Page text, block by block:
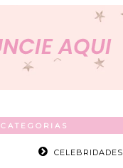
CATEGORIAS
CELEBRIDADES